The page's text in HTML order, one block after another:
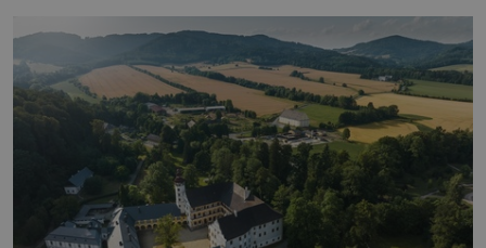
Je to opravdu tak, s věkem jako kdyby se paměť
rozhodla stávkovat. Cvičte